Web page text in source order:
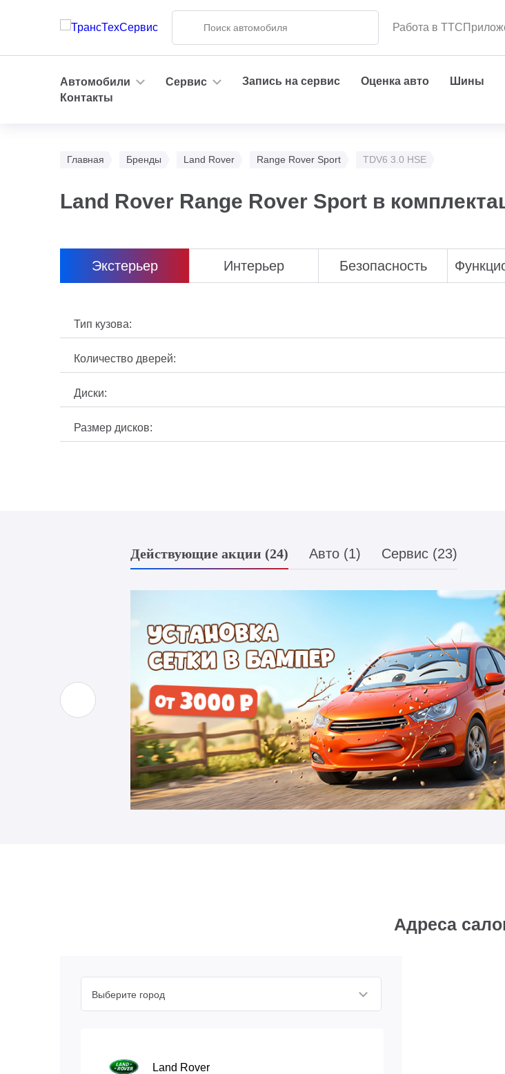
Работа в ТТС
Автомобили Сервис Запись на сервис Оценка авто Шины
Контакты
Главная Бренды Land Rover Range Rover Sport TDV6 3.0 HSE
Land Rover Range Rover Sport в
Экстерьер Интерьер Безопасность
Тип кузова:
Количество дверей:
Диски:
Размер дисков:
Действующие акции (24) Авто (1) Сервис (23)
Адреса
Выберите город
Land Rover